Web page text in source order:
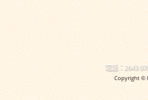
電話：2643
Copyright ©